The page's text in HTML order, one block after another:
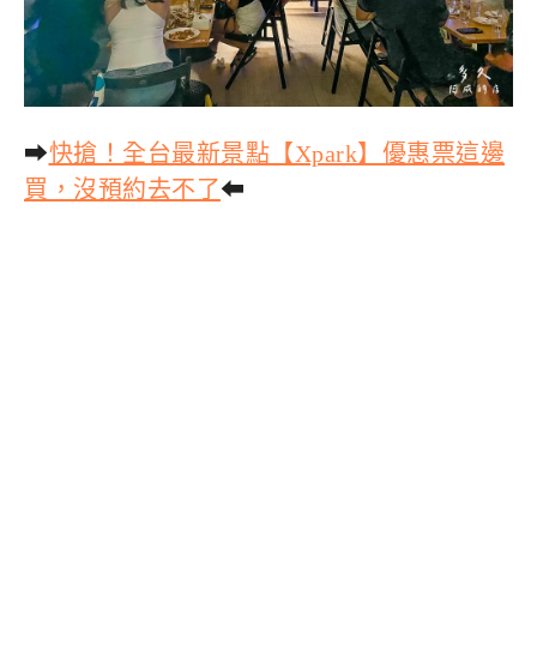
➡快搶！全台最新景點【Xpark】優惠票這邊
買，沒預約去不了⬅